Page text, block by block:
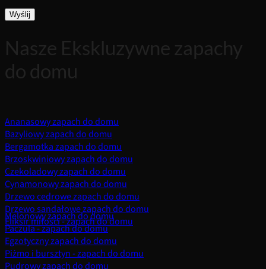
Nasze Ekskluzywne zapachy
do domu
Ananasowy zapach do domu
Bazyliowy zapach do domu
Bergamotka zapach do domu
Brzoskwiniowy zapach do domu
Czekoladowy zapach do domu
Cynamonowy zapach do domu
Drzewo cedrowe zapach do domu
Drzewo sandałowe zapach do domu
Eliksir miłości - zapach do domu
Melonowy zapach do domu
Paczula - zapach do domu
Egzotyczny zapach do domu
Piżmo i bursztyn - zapach do domu
Pudrowy zapach do domu